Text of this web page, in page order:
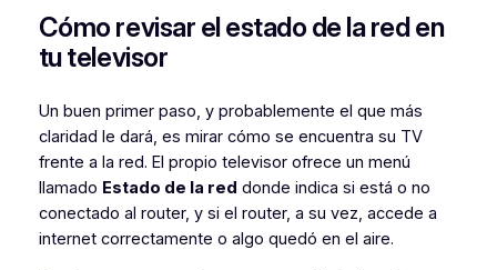
Cómo revisar el estado de la red en
tu televisor
Un buen primer paso, y probablemente el que más
claridad le dará, es mirar cómo se encuentra su TV
frente a la red. El propio televisor ofrece un menú
llamado Estado de la red donde indica si está o no
conectado al router, y si el router, a su vez, accede a
internet correctamente o algo quedó en el aire.